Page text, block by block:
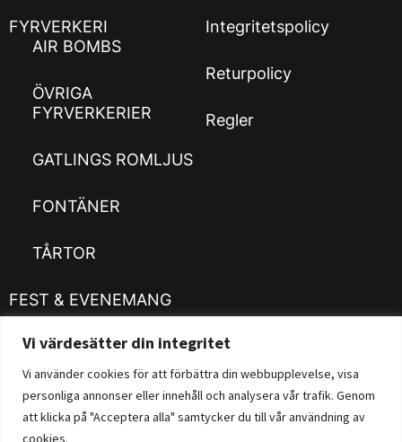
Vi värdesätter din integritet
Vi använder cookies för att förbättra din webbupplevelse, visa
personliga annonser eller innehåll och analysera vår trafik. Genom
att klicka på "Acceptera alla" samtycker du till vår användning av
cookies.
FYRVERKERI
AIR BOMBS
ÖVRIGA
FYRVERKERIER
GATLINGS ROMLJUS
FONTÄNER
TÅRTOR
FEST & EVENEMANG
Kläder
Customizer
Fysisk Butik
Integritetspolicy
Returpolicy
Regler